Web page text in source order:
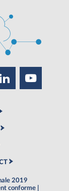
2019
conforme